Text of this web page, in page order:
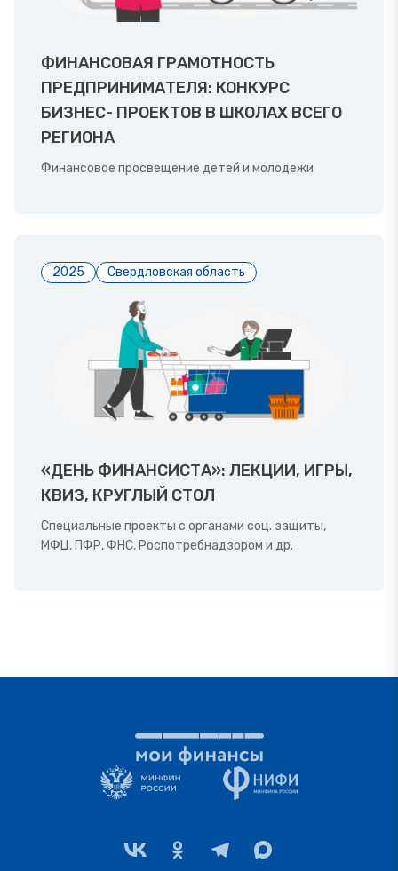
ФИНАНСОВАЯ ГРАМОТНОСТЬ
ПРЕДПРИНИМАТЕЛЯ: КОНКУРС
БИЗНЕС- ПРОЕКТОВ В ШКОЛАХ ВСЕГО
РЕГИОНА
Финансовое просвещение детей и молодежи
2025 Свердловская область
«ДЕНЬ ФИНАНСИСТА»: ЛЕКЦИИ, ИГРЫ,
КВИЗ, КРУГЛЫЙ СТОЛ
Специальные проекты с органами соц. защиты,
МФЦ, ПФР, ФНС, Роспотребнадзором и др.